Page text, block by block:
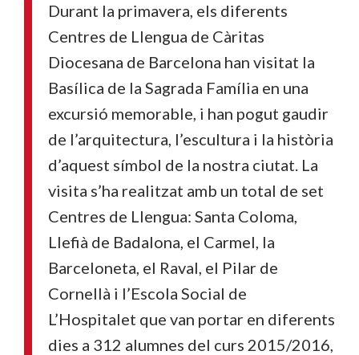
Durant la primavera, els diferents
Centres de Llengua de Càritas
Diocesana de Barcelona han visitat la
Basílica de la Sagrada Família en una
excursió memorable, i han pogut gaudir
de l’arquitectura, l’escultura i la història
d’aquest símbol de la nostra ciutat. La
visita s’ha realitzat amb un total de set
Centres de Llengua: Santa Coloma,
Llefià de Badalona, el Carmel, la
Barceloneta, el Raval, el Pilar de
Cornellà i l’Escola Social de
L’Hospitalet que van portar en diferents
dies a 312 alumnes del curs 2015/2016,